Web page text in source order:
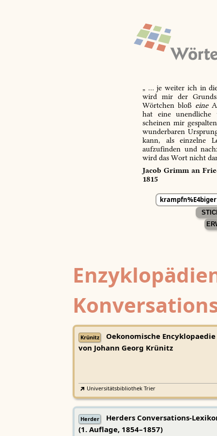
„ … je weiter ich in
wird mir der
Wörtchen bloß eine
hat eine unendliche
scheinen mir
wunderbaren
kann, als einzelne
aufzufinden und
wird das Wort nicht
Jacob Grimm an
1815
Krünitz
Oekonomische Encyklopaedie
von Johann Georg Krünitz
Universitätsbibliothek Trier
Herder
Herders Conversations-
(1. Auflage, 1854–1857)